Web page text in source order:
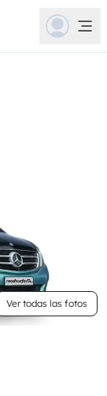
Ver todas las fotos